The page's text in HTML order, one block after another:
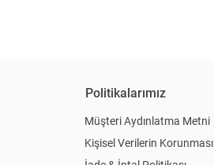
Politikalarımız
Müşteri Aydınlatma Metni
Kişisel Verilerin Korunması